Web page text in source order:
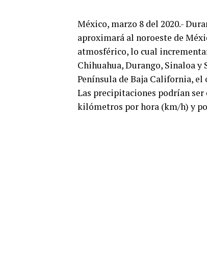
México, marzo 8 del 2020.-
aproximará al noroeste de
atmosférico, lo cual
Chihuahua, Durango, Sinaloa
Península de Baja California, el
Las precipitaciones podrían ser
kilómetros por hora (km/h) y